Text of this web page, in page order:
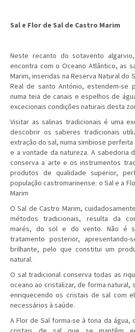
Sal e Flor de Sal de Castro Marim
Neste recanto do sotavento
encontra com o Oceano Atlântico, as
Marim, inseridas na Reserva Natural do
Real de santo António, estendem-se
numa teia de canais e espelhos de
excecionais condições naturais desta
Visitar as salinas tradicionais é uma
descobrir os saberes tradicionais
extração do sal, numa simbiose
e a vontade da natureza. A sabedoria
conserva a arte e os instrumentos
produtos de qualidade superior,
população castromarinense: o Sal e a
Marim
O Sal de Castro Marim,
métodos tradicionais, resulta da
marés, do sol e do vento. Não é
tratamento posterior, apresentando-
brilhante, pelo que constitui um
natural.
O sal tradicional conserva todas as
oceano ao cristalizar, de forma natural,
enriquecendo os cristais de sal com
necessários à saúde.
A Flor de Sal forma-se à tona da água,